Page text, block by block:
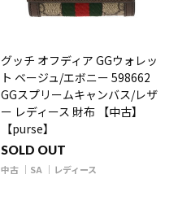
グッチ オフディア GGウォレッ
ト ベージュ/エボニー 598662
GGスプリームキャンバス/レザ
ー レディース 財布 【中古】
【purse】
SOLD OUT
中古 SA レディース